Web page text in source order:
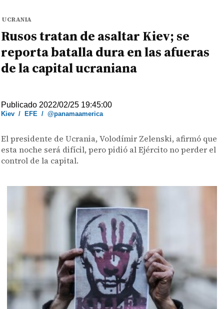
UCRANIA
Rusos tratan de asaltar Kiev; se
reporta batalla dura en las afueras
de la capital ucraniana
Publicado 2022/02/25 19:45:00
Kiev / EFE /@panamaamerica
El presidente de Ucrania, Volodímir Zelenski, afirmó que
esta noche será difícil, pero pidió al Ejército no perder el
control de la capital.